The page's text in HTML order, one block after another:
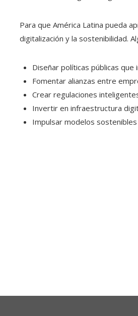
Para que América Latina pueda
digitalización y la sostenibilidad.
Diseñar políticas públicas
Fomentar alianzas entre
Crear regulaciones
Invertir en infraestructura
Impulsar modelos